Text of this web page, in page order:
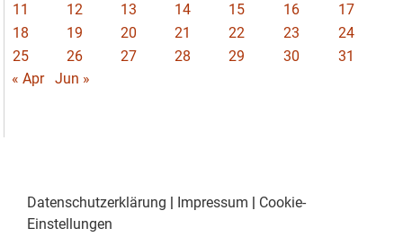
11
12 13 14 15 16
17
18
19 20 21 22 23
24
25
26 27 28 29 30
31
« Apr
Jun »
Datenschutzerklärung Impressum
Cookie-
Einstellungen